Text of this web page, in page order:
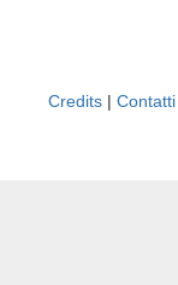
Credits | Contatti